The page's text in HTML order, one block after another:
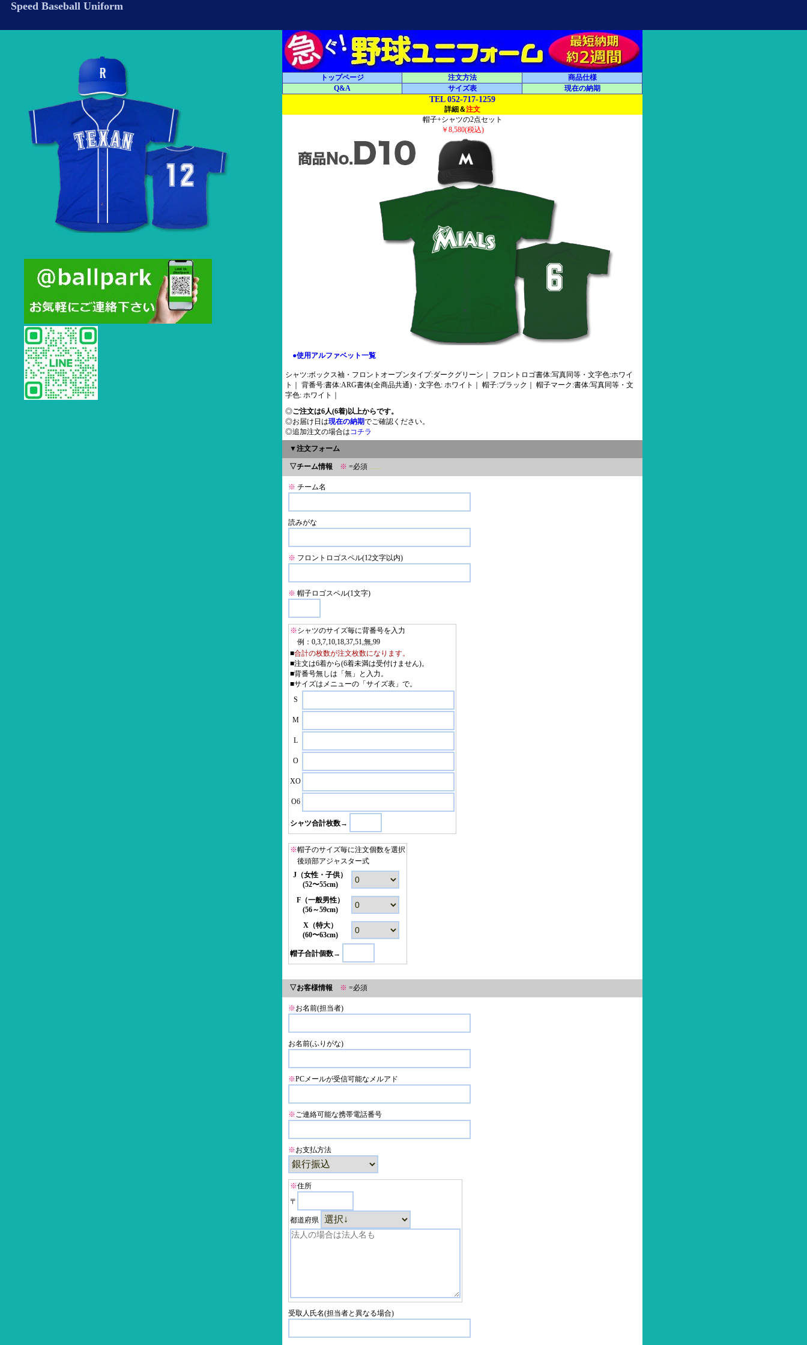
Speed Baseball Uniform
トップページ 注文方法
商品仕様
Q&A
サイズ表 現在の納期
TEL 052-717-1259
詳細＆注文
帽子+シャツの2点セット
￥8,580(税込)
●使用アルファベット一覧
シャツ:ボックス袖・フロントオープンタイプ:ダークグリーン｜ フロントロゴ書体:写真同等・文字色:ホワイ
ト｜ 背番号:書体:ARG書体(全商品共通)・文字色: ホワイト｜ 帽子:ブラック｜ 帽子マーク:書体:写真同等・文
字色: ホワイト｜
◎ご注文は6人(6着)以上からです。
◎お届け日は現在の納期でご確認ください。
◎追加注文の場合はコチラ
▼注文フォーム
▽チーム情報 ※ =必須
※ チーム名
読みがな
※ フロントロゴスペル(12文字以内)
※ 帽子ロゴスペル(1文字)
※シャツのサイズ毎に背番号を入力
例：0,3,7,10,18,37,51,無,99
■合計の枚数が注文枚数になります。
■注文は6着から(6着未満は受付けません)。
■背番号無しは「無」と入力。
■サイズはメニューの「サイズ表」で。
S
M
L
O
XO
O6
シャツ合計枚数→
※帽子のサイズ毎に注文個数を選択
後頭部アジャスター式
J（女性・子供）
(52〜55cm)
F（一般男性）
(56～59cm)
X（特大）
(60〜63cm)
帽子合計個数→
▽お客様情報 ※ =必須
※お名前(担当者)
お名前(ふりがな)
※PCメールが受信可能なメルアド
※ご連絡可能な携帯電話番号
※お支払方法
※住所
〒
都道府県
受取人氏名(担当者と異なる場合)